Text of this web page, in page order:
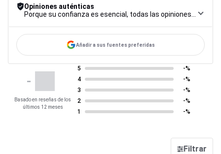
Opiniones auténticas
Añadir a sus fuentes preferidas
-
Basado en reseñas de los
últimos 12 meses
5
-%
4
-%
3
-%
2
-%
1
-%
Filtrar